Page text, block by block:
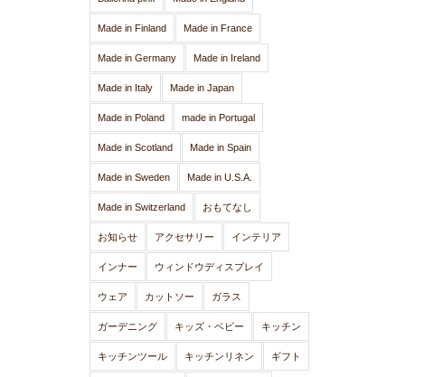
Made in Finland Made in France
Made in Germany Made in Ireland
Made in Italy Made in Japan
Made in Poland made in Portugal
Made in Scotland Made in Spain
Made in Sweden Made in U.S.A.
Made in Switzerland おもてなし
お知らせ アクセサリー インテリア
インナー ウィンドウディスプレイ
ウェア カットソー ガラス
ガーデニング キッズ・ベビー キッチン
キッチンツール キッチンリネン ギフト